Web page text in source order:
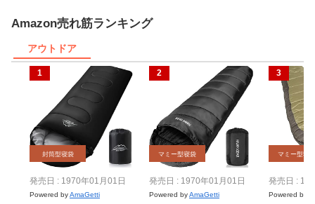
Amazon売れ筋ランキング
アウトドア
封筒型寝袋
発売日 : 1970年01月01日
Powered byAmaGetti
マミー型寝袋
発売日 : 1970年01月01日
Powered byAmaGetti
マミー型寝袋
発売日 :
Powered by